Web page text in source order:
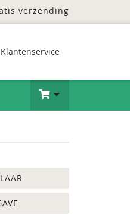
verzending
Klantenservice